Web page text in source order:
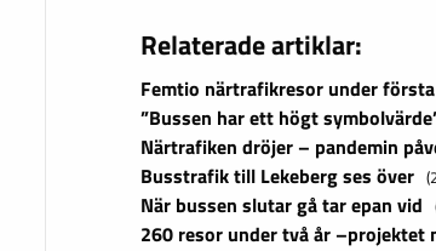
Relaterade artiklar:
Femtio närtrafikresor under första
”Bussen har ett högt
Närtrafiken dröjer – pandemin
Busstrafik till Lekeberg ses över
När bussen slutar gå tar epan vid
260 resor under två år –projektet